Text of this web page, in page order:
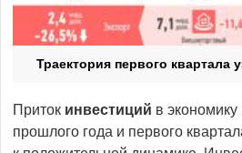
Траектория первого квартала
Приток инвестиций в
прошлого года и первого